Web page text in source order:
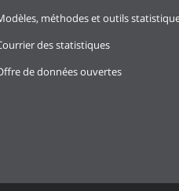
méthodes et outils
des statistiques
de données ouvertes